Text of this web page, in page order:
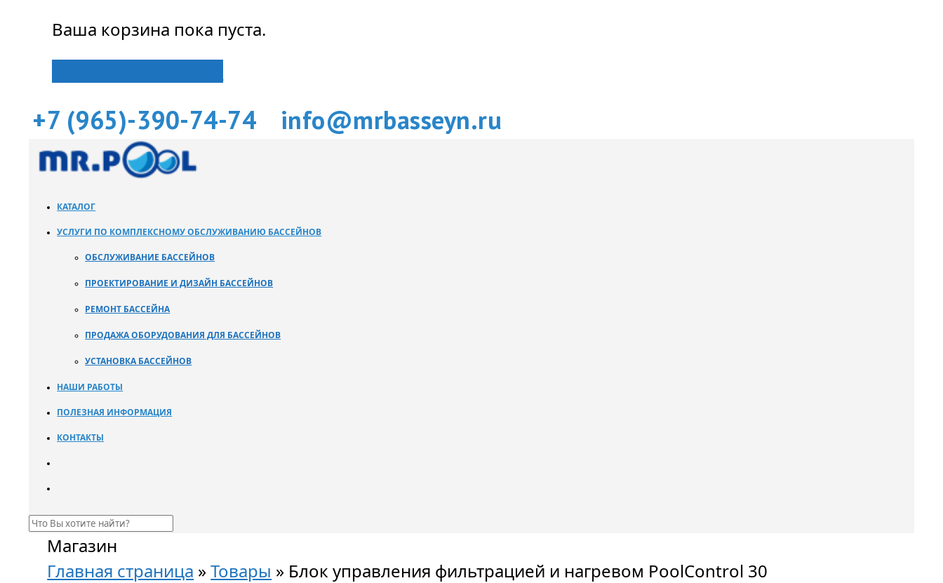
Ваша корзина пока пуста.
+7 (965)-390-74-74 info@mrbasseyn.ru
КАТАЛОГ
УСЛУГИ ПО КОМПЛЕКСНОМУ ОБСЛУЖИВАНИЮ БАССЕЙНОВ
ОБСЛУЖИВАНИЕ БАССЕЙНОВ
ПРОЕКТИРОВАНИЕ И ДИЗАЙН БАССЕЙНОВ
РЕМОНТ БАССЕЙНА
ПРОДАЖА ОБОРУДОВАНИЯ ДЛЯ БАССЕЙНОВ
УСТАНОВКА БАССЕЙНОВ
НАШИ РАБОТЫ
ПОЛЕЗНАЯ ИНФОРМАЦИЯ
КОНТАКТЫ
Магазин
Главная страница »Товары » Блок управления фильтрацией и нагревом PoolСontrol 30